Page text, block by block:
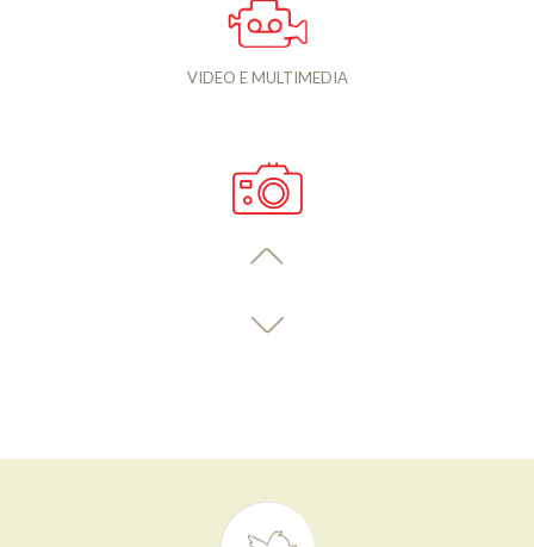
VIDEO E MULTIMEDIA